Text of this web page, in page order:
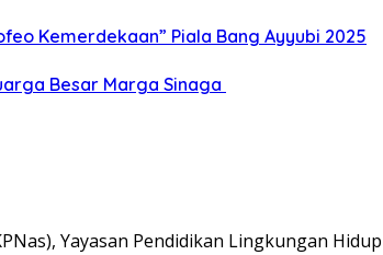
Kemerdekaan” Piala Bang Ayyubi 2025
Besar Marga Sinaga
Yayasan Pendidikan Lingkungan